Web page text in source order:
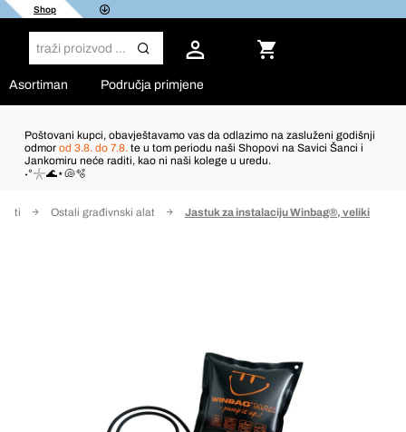
Shop
Asortiman Područja primjene
Poštovani kupci, obavještavamo vas da odlazimo na zasluženi godišnji
odmor od 3.8. do 7.8. te u tom periodu naši Shopovi na Savici Šanci i
Jankomiru neće raditi, kao ni naši kolege u uredu.
˖°𓇼🌊⋆🐚🫧
Ostali građivnski alat Jastuk za instalaciju Winbag®, veliki